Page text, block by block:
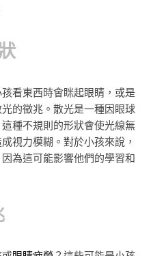
看東西時會眯起眼睛，或是
的徵兆。散光是一種因眼球
種不規則的形狀會使光線無
視力模糊。對於小孩來說，
為這可能影響他們的學習和